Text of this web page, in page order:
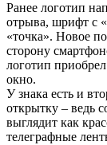
Ранее логотип
отрыва, шрифт с
«точка». Новое
сторону
логотип
окно.
У знака есть и
открытку – ведь
выглядит как
телеграфные